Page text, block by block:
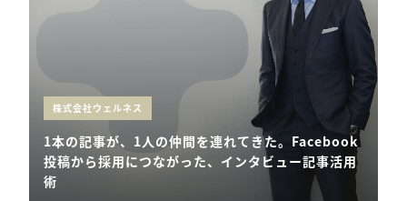
株式会社ウェルネス
1本の記事が、1人の仲間を連れてきた。Facebook
投稿から採用につながった、インタビュー記事活用
術